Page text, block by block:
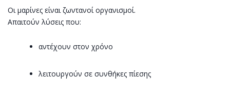
Οι μαρίνες είναι ζωντανοί οργανισμοί.
Απαιτούν λύσεις που:
αντέχουν στον χρόνο
λειτουργούν σε συνθήκες πίεσης